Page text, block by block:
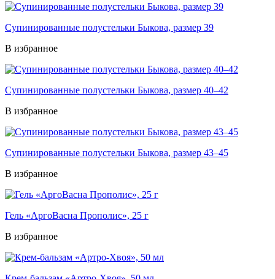
Супинированные полустельки Быкова, размер 39
В избранное
Супинированные полустельки Быкова, размер 40–42
В избранное
Супинированные полустельки Быкова, размер 43–45
В избранное
Гель «АргоВасна Прополис», 25 г
В избранное